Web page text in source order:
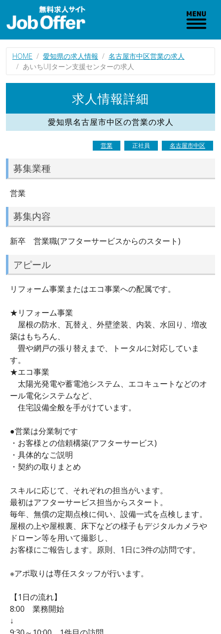
HOME 愛知県の求人情報
名古屋市中区営業の求人
あいちUIJターン支援センターの求人
求人情報詳細
愛知県名古屋市中区の営業の求人
営業 正社員 名古屋市中区
募集業種
営業
募集内容
新卒 営業職(アフターサービスからのスタート)
アピール
リフォーム事業またはエコ事業への配属です。
★リフォーム事業
屋根の防水、瓦替え、外壁塗装、内装、水回り、増改
築はもちろん、
畳や網戸の張り替えまで、トータルに対応していま
す。
★エコ事業
太陽光発電や蓄電池システム、エコキュートなどのオ
ール電化システムなど、
住宅設備全般を手がけています。
●営業は分業制です
・お客様との信頼構築(アフターサービス)
・具体的なご説明
・契約の取りまとめ
スキルに応じて、それぞれの担当がいます。
最初はアフターサービス担当からスタート。
毎年、無償の定期点検に伺い、設備一式を点検します。
屋根の上や屋根裏、床下などの様子もデジタルカメラや
ドローン等を用いて撮影し、
お客様にご報告します。原則、1日に3件の訪問です。
※アポ取りは専任スタッフが行います。
【1日の流れ】
8:00 業務開始
↓